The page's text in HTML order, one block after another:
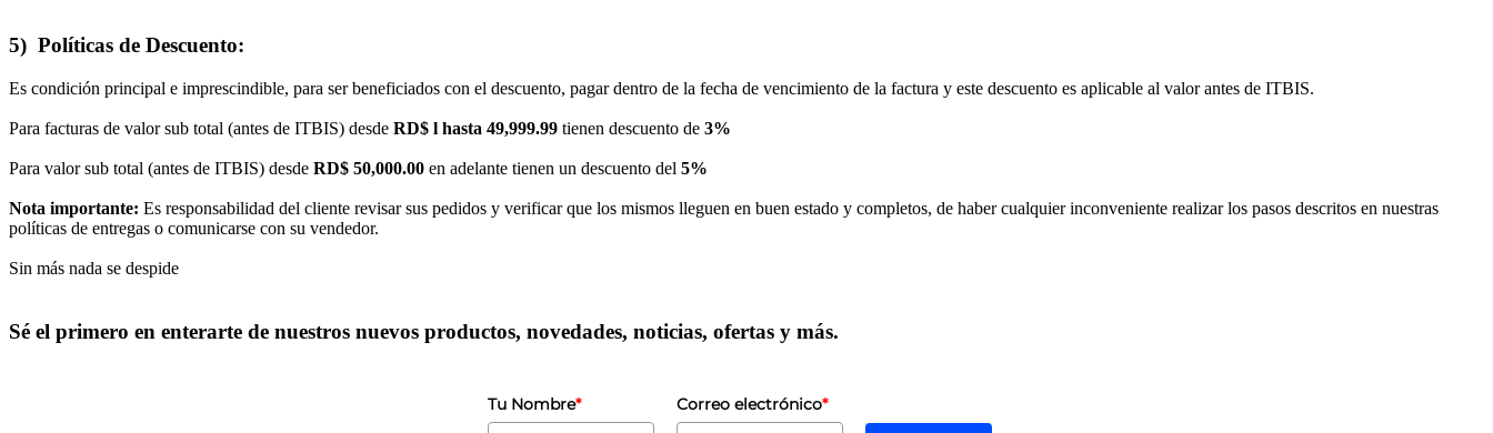
5) Políticas de Descuento:
Es condición principal e imprescindible, para ser beneficiados con el descuento, pagar dentro de la fecha de vencimiento de la factura y este descuento es aplicable al valor antes de ITBIS.
Para facturas de valor sub total (antes de ITBIS) desde RD$ l hasta 49,999.99 tienen descuento de 3%
Para valor sub total (antes de ITBIS) desde RD$ 50,000.00 en adelante tienen un descuento del 5%
Nota importante: Es responsabilidad del cliente revisar sus pedidos y verificar que los mismos lleguen en buen estado y completos, de haber cualquier inconveniente realizar los pasos descritos en nuestras
políticas de entregas o comunicarse con su vendedor.
Sin más nada se despide
Sé el primero en enterarte de nuestros nuevos productos, novedades, noticias, ofertas y más.
Tu Nombre* Correo electrónico*